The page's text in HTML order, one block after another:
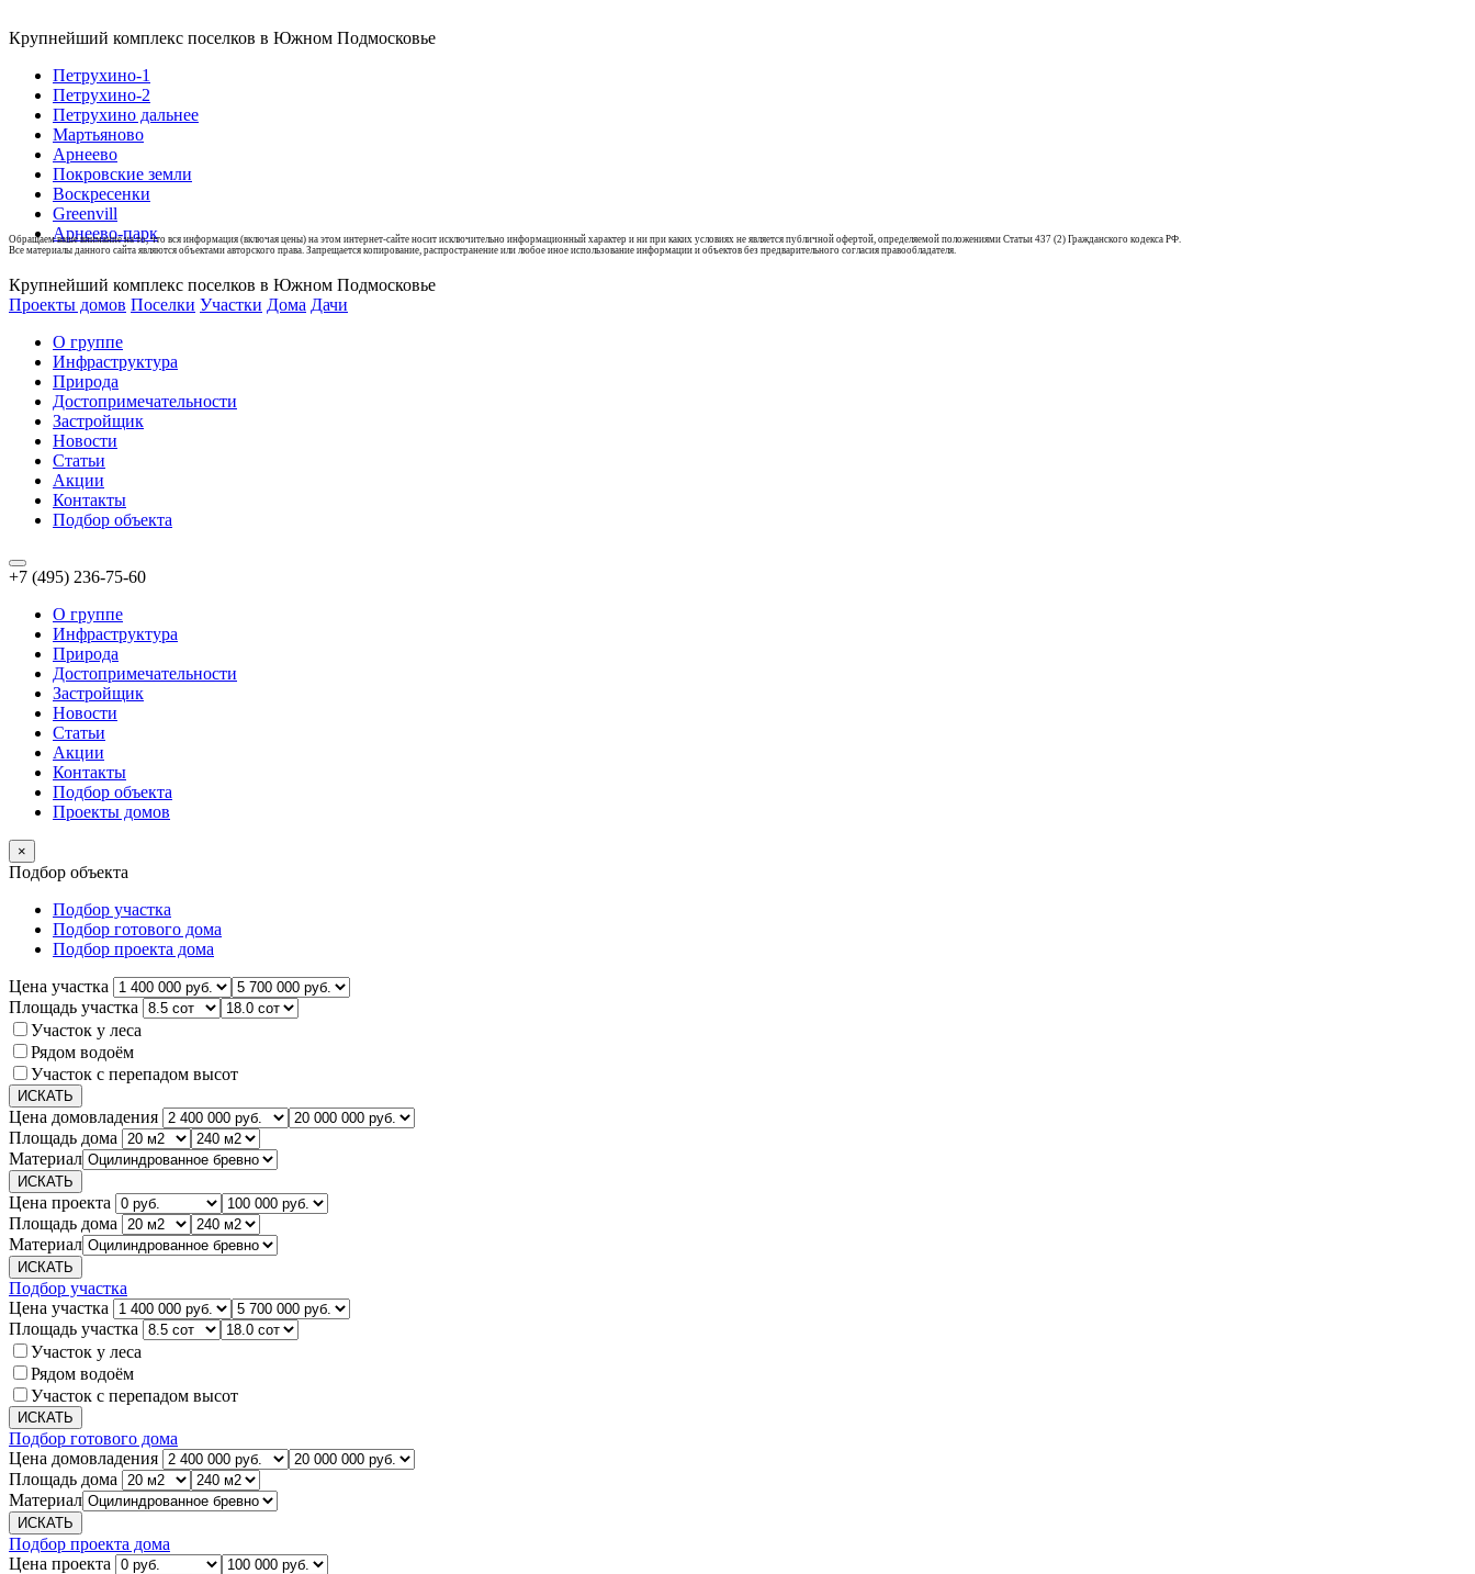
Крупнейший комплекс поселков в Южном Подмосковье
Петрухино-1
Петрухино-2
Петрухино дальнее
Мартьяново
Арнеево
Покровские земли
Воскресенки
Greenvill
Арнеево-парк
Обращаем ваше внимание на то, что вся информация (включая цены) на этом интернет-сайте носит исключительно информационный характер и ни при каких условиях не является публичной офертой, определяемой положениями Статьи 437 (2) Гражданского кодекса РФ.
Все материалы данного сайта являются объектами авторского права. Запрещается копирование, распространение или любое иное использование информации и объектов без предварительного согласия правообладателя.
Крупнейший комплекс поселков в Южном Подмосковье
Проекты домов Поселки Участки Дома Дачи
О группе
Инфраструктура
Природа
Достопримечательности
Застройщик
Новости
Статьи
Акции
Контакты
Подбор объекта
+7 (495) 236-75-60
О группе
Инфраструктура
Природа
Достопримечательности
Застройщик
Новости
Статьи
Акции
Контакты
Подбор объекта
Проекты домов
×
Подбор объекта
Подбор участка
Подбор готового дома
Подбор проекта дома
Цена участка
Площадь участка
Участок у леса
Рядом водоём
Участок с перепадом высот
Цена домовладения
Площадь дома
Материал
Цена проекта
Площадь дома
Материал
Подбор участка
Цена участка
Площадь участка
Участок у леса
Рядом водоём
Участок с перепадом высот
Подбор готового дома
Цена домовладения
Площадь дома
Материал
Подбор проекта дома
Цена проекта